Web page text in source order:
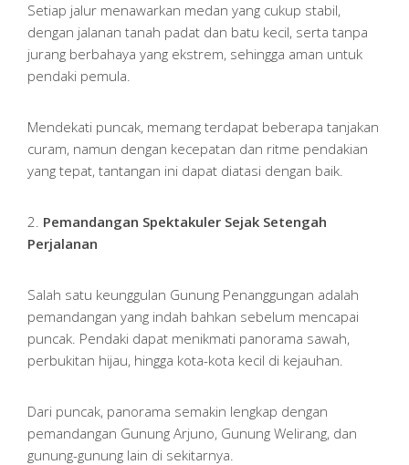
Setiap jalur menawarkan medan yang cukup stabil,
dengan jalanan tanah padat dan batu kecil, serta tanpa
jurang berbahaya yang ekstrem, sehingga aman untuk
pendaki pemula.
Mendekati puncak, memang terdapat beberapa tanjakan
curam, namun dengan kecepatan dan ritme pendakian
yang tepat, tantangan ini dapat diatasi dengan baik.
2. Pemandangan Spektakuler Sejak Setengah
Perjalanan
Salah satu keunggulan Gunung Penanggungan adalah
pemandangan yang indah bahkan sebelum mencapai
puncak. Pendaki dapat menikmati panorama sawah,
perbukitan hijau, hingga kota-kota kecil di kejauhan.
Dari puncak, panorama semakin lengkap dengan
pemandangan Gunung Arjuno, Gunung Welirang, dan
gunung-gunung lain di sekitarnya.